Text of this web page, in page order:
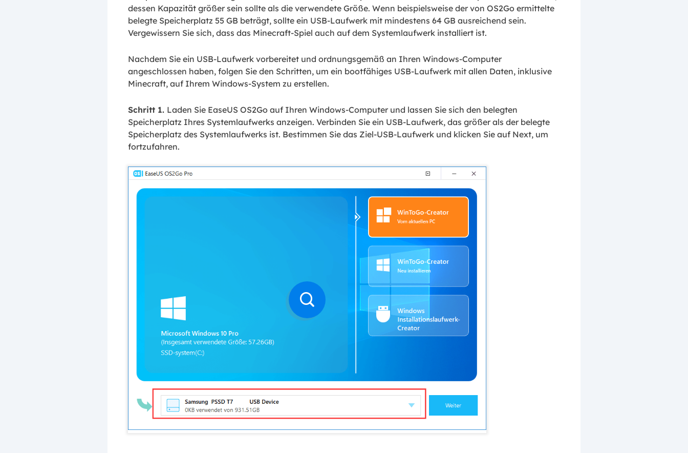
dessen Kapazität größer sein sollte als die verwendete Größe. Wenn beispielsweise der von OS2Go ermittelte
belegte Speicherplatz 55 GB beträgt, sollte ein USB-Laufwerk mit mindestens 64 GB ausreichend sein.
Vergewissern Sie sich, dass das Minecraft-Spiel auch auf dem Systemlaufwerk installiert ist.
Nachdem Sie ein USB-Laufwerk vorbereitet und ordnungsgemäß an Ihren Windows-Computer
angeschlossen haben, folgen Sie den Schritten, um ein bootfähiges USB-Laufwerk mit allen Daten, inklusive
Minecraft, auf Ihrem Windows-System zu erstellen.
Schritt 1. Laden Sie EaseUS OS2Go auf Ihren Windows-Computer und lassen Sie sich den belegten
Speicherplatz Ihres Systemlaufwerks anzeigen. Verbinden Sie ein USB-Laufwerk, das größer als der belegte
Speicherplatz des Systemlaufwerks ist. Bestimmen Sie das Ziel-USB-Laufwerk und klicken Sie auf Next, um
fortzufahren.